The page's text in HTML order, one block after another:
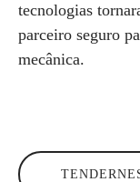
tecnologias
parceiro seguro
mecânica.